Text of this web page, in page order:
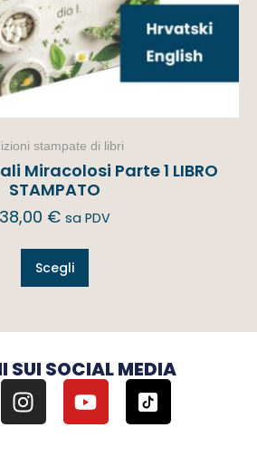
stampate di libri
Miracolosi Parte 1 LIBRO
STAMPATO
38,00 € sa PDV
Scegli
SUI SOCIAL MEDIA